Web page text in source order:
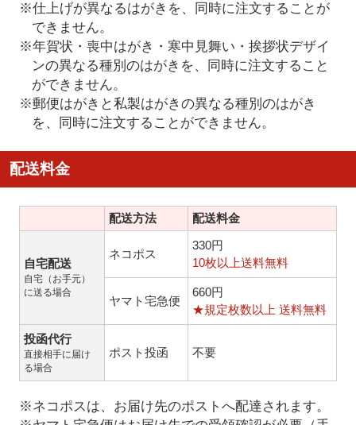
※仕上げが異なるはがきを、同時に注文することが
できません。
※年賀状・喪中はがき・寒中見舞い・挨拶状デザイ
ンの異なる種別のはがきを、同時に注文すること
ができません。
※郵便はがきと私製はがきの異なる種別のはがき
を、同時に注文することができません。
配送料金
配送方法 配送料金
自宅配送
自宅（お手元）
に送る場合
ネコポス
330円
10枚以上送料無料
ヤマト宅急便
660円
★規定枚数以上 送料無料
投函代行
直接相手に届け
る場合
ポスト投函 不要
※ネコポスは、お届け先のポストへ配達されます。